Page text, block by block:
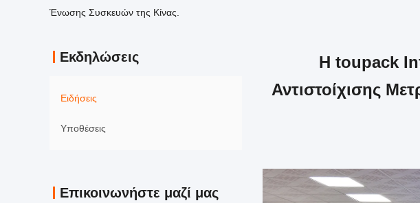
Ένωσης Συσκευών της Κίνας.
Εκδηλώσεις
Ειδήσεις
Υποθέσεις
Επικοινωνήστε μαζί μας
Η toupack
Αντιστοίχισης